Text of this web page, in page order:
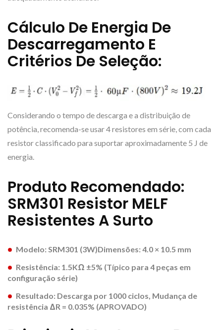
Cálculo De Energia De
Descarregamento E
Critérios De Seleção:
Considerando o tempo de descarga e a distribuição de
potência, recomenda-se usar 4 resistores em série, com cada
resistor classificado para suportar aproximadamente 5 J de
energia.
Produto Recomendado:
SRM301 Resistor MELF
Resistentes A Surto
Modelo: SRM301 (3W)Dimensões: 4.0 × 10.5 mm
Resistência: 1.5KΩ ±5% (Típico para 4 peças em
configuração série)
Resultado: Descarga por 1000 ciclos, Mudança de
resistência ΔR = 0.035% (APROVADO)